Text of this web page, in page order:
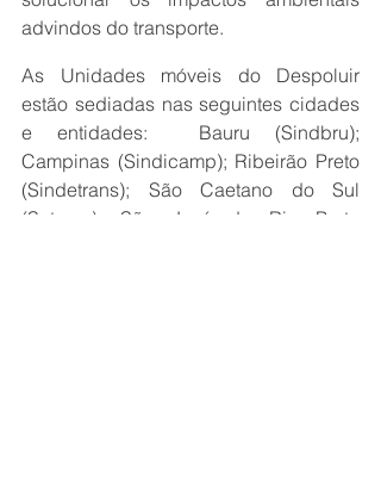
advindos do transporte.
As Unidades móveis do Despoluir
estão sediadas nas seguintes cidades
e entidades:  Bauru (Sindbru);
Campinas (Sindicamp); Ribeirão Preto
(Sindetrans); São Caetano do Sul
(Setrans); São José do Rio Preto